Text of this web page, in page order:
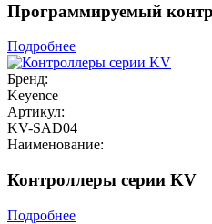
Программируемый
Подробнее
Бренд:
Keyence
Артикул:
KV-SAD04
Наименование:
Контроллеры серии KV
Подробнее